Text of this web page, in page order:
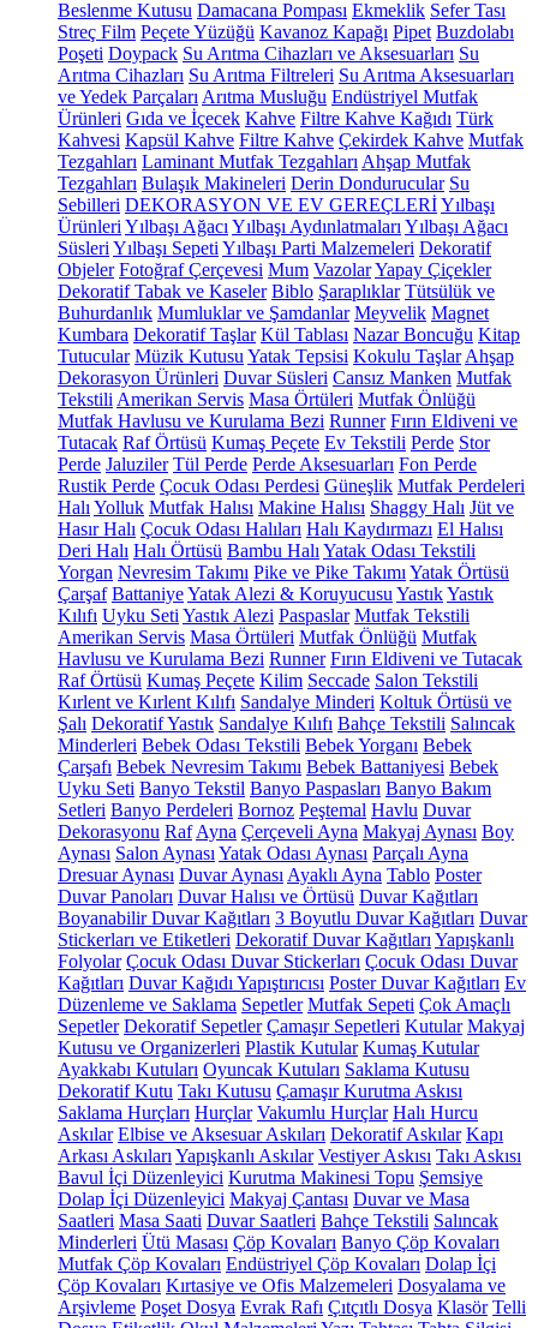
Beslenme Kutusu Damacana Pompası Ekmeklik Sefer Tası
Streç Film Peçete Yüzüğü Kavanoz Kapağı Pipet Buzdolabı
Poşeti Doypack Su Arıtma Cihazları ve Aksesuarları Su
Arıtma Cihazları Su Arıtma Filtreleri Su Arıtma Aksesuarları
ve Yedek Parçaları Arıtma Musluğu Endüstriyel Mutfak
Ürünleri Gıda ve İçecek Kahve Filtre Kahve Kağıdı Türk
Kahvesi Kapsül Kahve Filtre Kahve Çekirdek Kahve Mutfak
Tezgahları Laminant Mutfak Tezgahları Ahşap Mutfak
Tezgahları Bulaşık Makineleri Derin Dondurucular Su
Sebilleri DEKORASYON VE EV GEREÇLERİYılbaşı
Ürünleri Yılbaşı Ağacı Yılbaşı Aydınlatmaları Yılbaşı Ağacı
Süsleri Yılbaşı Sepeti Yılbaşı Parti Malzemeleri Dekoratif
Objeler Fotoğraf Çerçevesi Mum VazolarYapay Çiçekler
Dekoratif Tabak ve Kaseler Biblo Şaraplıklar Tütsülük ve
Buhurdanlık Mumluklar ve Şamdanlar Meyvelik Magnet
Kumbara Dekoratif Taşlar Kül Tablası Nazar Boncuğu Kitap
Tutucular Müzik Kutusu Yatak Tepsisi Kokulu Taşlar Ahşap
Dekorasyon Ürünleri Duvar Süsleri Cansız Manken Mutfak
Tekstili Amerikan Servis Masa Örtüleri Mutfak Önlüğü
Mutfak Havlusu ve Kurulama Bezi Runner Fırın Eldiveni ve
Tutacak Raf Örtüsü Kumaş Peçete Ev Tekstili Perde Stor
Perde Jaluziler Tül Perde Perde Aksesuarları Fon Perde
Rustik Perde Çocuk Odası Perdesi Güneşlik Mutfak Perdeleri
Halı Yolluk Mutfak Halısı Makine Halısı Shaggy Halı Jüt ve
Hasır Halı Çocuk Odası Halıları Halı Kaydırmazı El Halısı
Deri Halı Halı Örtüsü Bambu Halı Yatak Odası Tekstili
Yorgan Nevresim Takımı Pike ve Pike Takımı Yatak Örtüsü
Çarşaf BattaniyeYatak Alezi & Koruyucusu YastıkYastık
Kılıfı Uyku Seti Yastık Alezi Paspaslar Mutfak Tekstili
Amerikan Servis Masa Örtüleri Mutfak Önlüğü Mutfak
Havlusu ve Kurulama Bezi Runner Fırın Eldiveni ve Tutacak
Raf Örtüsü Kumaş Peçete Kilim Seccade Salon Tekstili
Kırlent ve Kırlent Kılıfı Sandalye Minderi Koltuk Örtüsü ve
Şalı Dekoratif Yastık Sandalye Kılıfı Bahçe Tekstili Salıncak
Minderleri Bebek Odası Tekstili Bebek Yorganı Bebek
Çarşafı Bebek Nevresim Takımı Bebek Battaniyesi Bebek
Uyku Seti Banyo Tekstil Banyo Paspasları Banyo Bakım
Setleri Banyo Perdeleri Bornoz Peştemal Havlu Duvar
Dekorasyonu Raf Ayna Çerçeveli Ayna Makyaj Aynası Boy
Aynası Salon Aynası Yatak Odası Aynası Parçalı Ayna
Dresuar Aynası Duvar Aynası Ayaklı Ayna Tablo Poster
Duvar Panoları Duvar Halısı ve Örtüsü Duvar Kağıtları
Boyanabilir Duvar Kağıtları 3 Boyutlu Duvar Kağıtları Duvar
Stickerları ve Etiketleri Dekoratif Duvar Kağıtları Yapışkanlı
Folyolar Çocuk Odası Duvar Stickerları Çocuk Odası Duvar
Kağıtları Duvar Kağıdı Yapıştırıcısı Poster Duvar Kağıtları Ev
Düzenleme ve Saklama Sepetler Mutfak Sepeti Çok Amaçlı
Sepetler Dekoratif Sepetler Çamaşır Sepetleri Kutular Makyaj
Kutusu ve Organizerleri Plastik Kutular Kumaş Kutular
Ayakkabı Kutuları Oyuncak Kutuları Saklama Kutusu
Dekoratif Kutu Takı Kutusu Çamaşır Kurutma Askısı
Saklama Hurçları Hurçlar Vakumlu Hurçlar Halı Hurcu
Askılar Elbise ve Aksesuar Askıları Dekoratif Askılar Kapı
Arkası Askıları Yapışkanlı Askılar Vestiyer Askısı Takı Askısı
Bavul İçi Düzenleyici Kurutma Makinesi Topu Şemsiye
Dolap İçi Düzenleyici Makyaj Çantası Duvar ve Masa
Saatleri Masa Saati Duvar Saatleri Bahçe Tekstili Salıncak
Minderleri Ütü Masası Çöp Kovaları Banyo Çöp Kovaları
Mutfak Çöp Kovaları Endüstriyel Çöp Kovaları Dolap İçi
Çöp Kovaları Kırtasiye ve Ofis Malzemeleri Dosyalama ve
Arşivleme Poşet Dosya Evrak Rafı Çıtçıtlı Dosya Klasör Telli